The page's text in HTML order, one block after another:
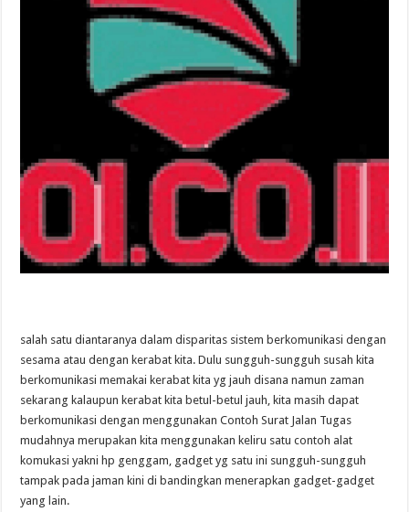
salah satu diantaranya dalam disparitas sistem berkomunikasi dengan
sesama atau dengan kerabat kita. Dulu sungguh-sungguh susah kita
berkomunikasi memakai kerabat kita yg jauh disana namun zaman
sekarang kalaupun kerabat kita betul-betul jauh, kita masih dapat
berkomunikasi dengan menggunakan Contoh Surat Jalan Tugas
mudahnya merupakan kita menggunakan keliru satu contoh alat
komukasi yakni hp genggam, gadget yg satu ini sungguh-sungguh
tampak pada jaman kini di bandingkan menerapkan gadget-gadget
yang lain.